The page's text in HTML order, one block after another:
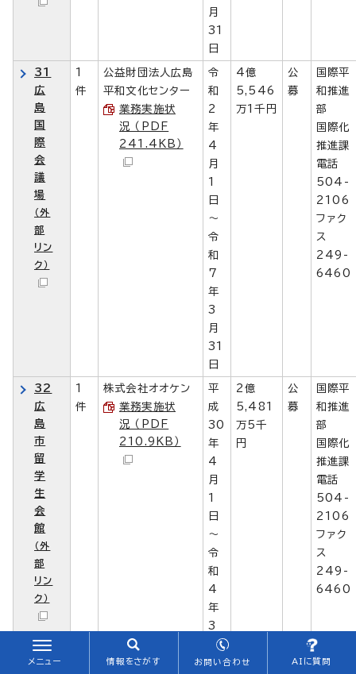
月
31
日
31
広
島
国
際
会
議
場
（外
部
リン
ク）
1
件
公益財団法人広島
平和文化センター
業務実施状
況 （PDF
241.4KB）
令
和
2
年
4
月
1
日
～
令
和
7
年
3
月
31
日
4億
5,546
万1千円
公
募
国際平
和推進
部
国際化
推進課
電話
504-
2106
ファク
ス
249-
6460
32
広
島
市
留
学
生
会
館
（外
部
リン
ク）
1
件
株式会社オオケン
業務実施状
況 （PDF
210.9KB）
平
成
30
年
4
月
1
日
～
令
和
4
年
3
月
31
2億
5,481
万5千
円
公
募
国際平
和推進
部
国際化
推進課
電話
504-
2106
ファク
ス
249-
6460
メニュー 情報をさがす お問い合わせ AIに質問